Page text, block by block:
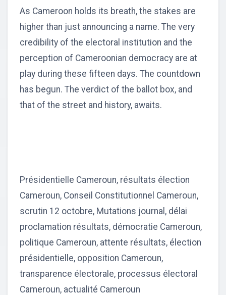
As Cameroon holds its breath, the stakes are
higher than just announcing a name. The very
credibility of the electoral institution and the
perception of Cameroonian democracy are at
play during these fifteen days. The countdown
has begun. The verdict of the ballot box, and
that of the street and history, awaits.
Présidentielle Cameroun, résultats élection
Cameroun, Conseil Constitutionnel Cameroun,
scrutin 12 octobre, Mutations journal, délai
proclamation résultats, démocratie Cameroun,
politique Cameroun, attente résultats, élection
présidentielle, opposition Cameroun,
transparence électorale, processus électoral
Cameroun, actualité Cameroun